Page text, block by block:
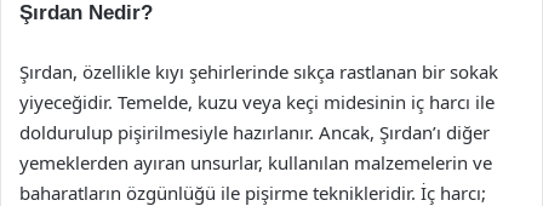
Şırdan Nedir?
Şırdan, özellikle kıyı şehirlerinde sıkça rastlanan bir sokak
yiyeceğidir. Temelde, kuzu veya keçi midesinin iç harcı ile
doldurulup pişirilmesiyle hazırlanır. Ancak, Şırdan’ı diğer
yemeklerden ayıran unsurlar, kullanılan malzemelerin ve
baharatların özgünlüğü ile pişirme teknikleridir. İç harcı;